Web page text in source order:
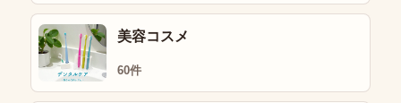
美容コスメ
60件